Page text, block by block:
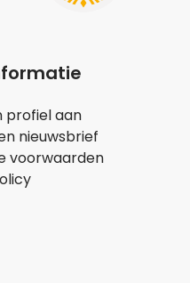
profiel aan
nieuwsbrief
voorwaarden